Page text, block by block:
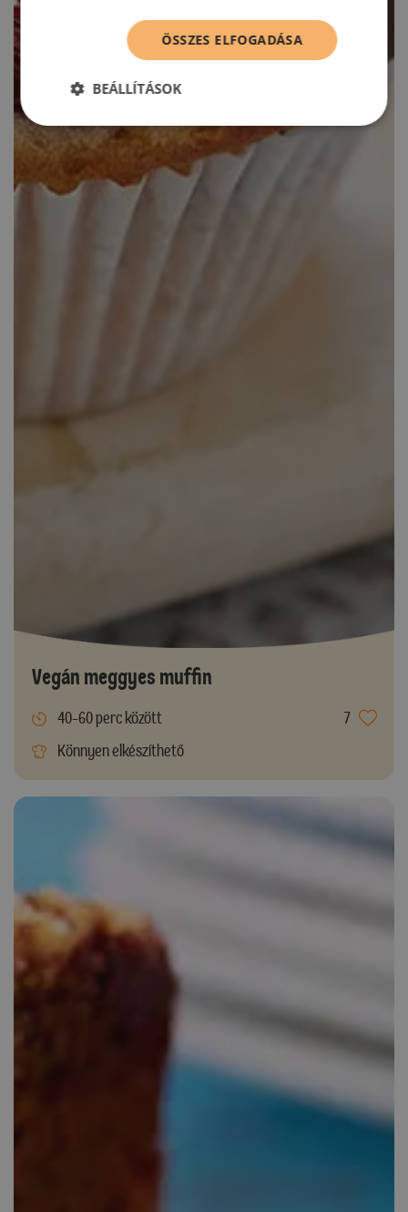
Vegán meggyes muffin
40-60 perc között
7
Könnyen elkészíthető
ÖSSZES ELFOGADÁSA
BEÁLLÍTÁSOK